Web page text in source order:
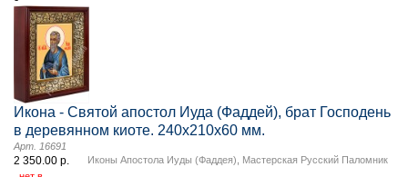
Икона - Святой апостол Иуда (Фаддей), брат Господень
в деревянном киоте. 240х210х60 мм.
Иконы Апостола Иуды (Фаддея) Мастерская Русский Паломник
Арт. 16691
2 350.00 р.